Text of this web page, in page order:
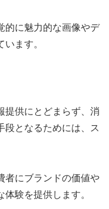
的に魅力的な画像やデ
ます。
提供にとどまらず、消
段となるためには、ス
者にブランドの価値や
験を提供します。